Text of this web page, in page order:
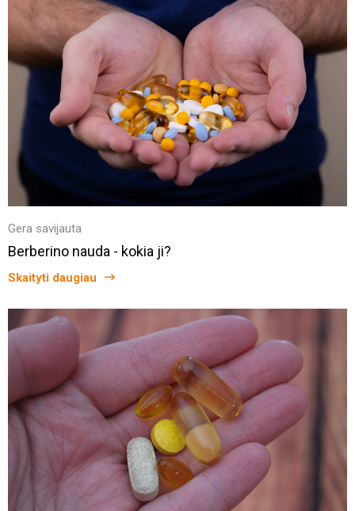
Gera savijauta
Berberino nauda - kokia ji?
Skaityti daugiau